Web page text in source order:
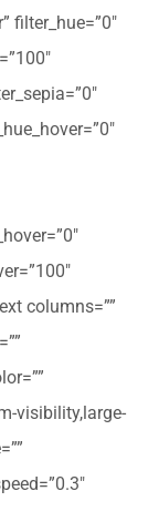
filter_hue=”0″
columns=””
visibility,large-